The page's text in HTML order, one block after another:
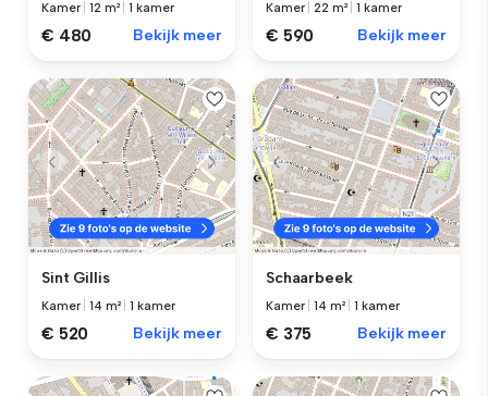
Kamer |12 m² |1 kamer
€ 480 Bekijk meer
Kamer |22 m² |1 kamer
€ 590 Bekijk meer
Sint Gillis
Kamer |14 m² |1 kamer
€ 520 Bekijk meer
Schaarbeek
Kamer |14 m² |1 kamer
€ 375 Bekijk meer